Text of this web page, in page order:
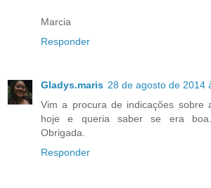
Marcia
Responder
Gladys.maris 28 de agosto de 2014
Vim a procura de indicações sobre
hoje e queria saber se era
Obrigada.
Responder